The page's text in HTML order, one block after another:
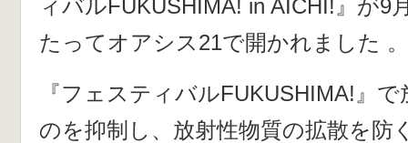
ィバルFUKUSHIMA! in AICHI!』が9
たってオアシス21で開かれました 。
『フェスティバルFUKUSHIMA!』
のを抑制し、放射性物質の拡散を防